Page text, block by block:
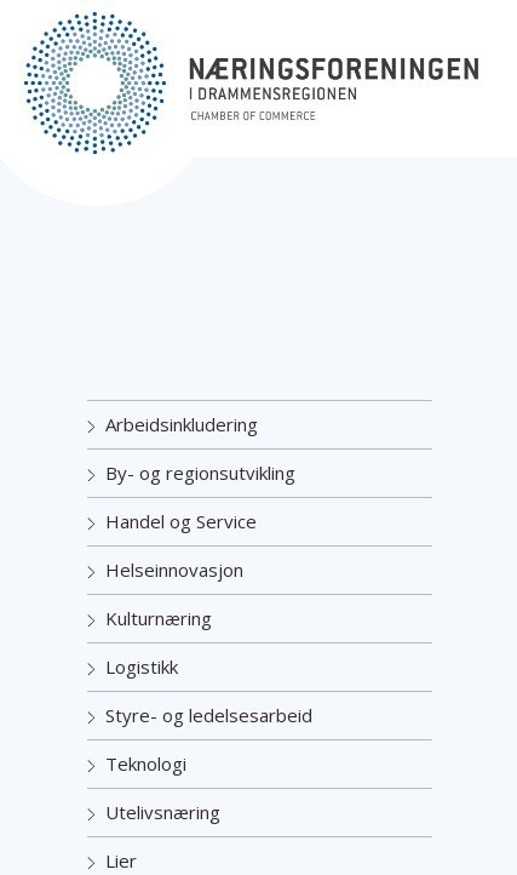
Arbeidsinkludering
By- og regionsutvikling
Handel og Service
Helseinnovasjon
Kulturnæring
Logistikk
Styre- og ledelsesarbeid
Teknologi
Utelivsnæring
Lier